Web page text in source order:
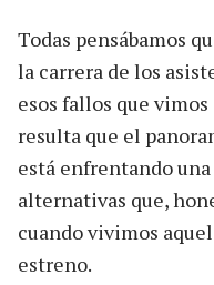
Todas pensábamos
la carrera de los
esos fallos que
resulta que el
está enfrentando
alternativas que,
cuando vivimos
estreno.